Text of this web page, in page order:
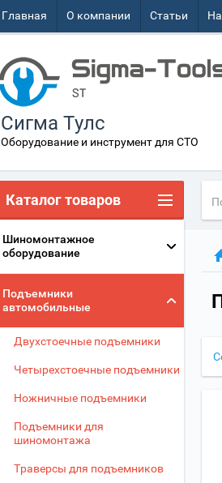
Главная О компании Статьи
Сигма Тулс
Оборудование и инструмент для СТО
Каталог товаров
Шиномонтажное
оборудование
Подъемники
автомобильные
Двухстоечные подъемники
Четырехстоечные подъемники
Ножничные подъемники
Подъемники для
шиномонтажа
Траверсы для подъемников